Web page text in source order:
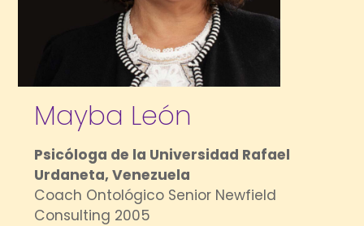
Mayba León
Psicóloga de la Universidad Rafael
Urdaneta, Venezuela
Coach Ontológico Senior Newfield
Consulting 2005